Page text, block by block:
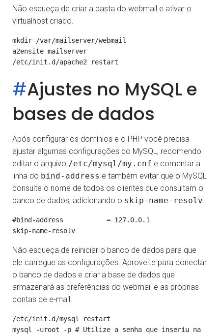
Não esqueça de criar a pasta do webmail e ativar o
virtualhost criado.
mkdir /var/mailserver/webmail
a2ensite mailserver
#Ajustes no MySQL e
bases de dados
Após configurar os domínios e o PHP você precisa
ajustar algumas configurações do MySQL, recomendo
editar o arquivo /etc/mysql/my.cnf e comentar a
linha do bind-address e também evitar que o MySQL
consulte o nome de todos os clientes que consultam o
banco de dados, adicionando o skip-name-resolv.
#bind-address           = 127.0.0.1
Não esqueça de reiniciar o banco de dados para que
ele carregue as configurações. Aproveite para conectar
o banco de dados e criar a base de dados que
armazenará as preferências do webmail e as próprias
contas de e-mail.
/etc/init.d/mysql restart
mysql -uroot -p # Utilize a senha que inseriu na